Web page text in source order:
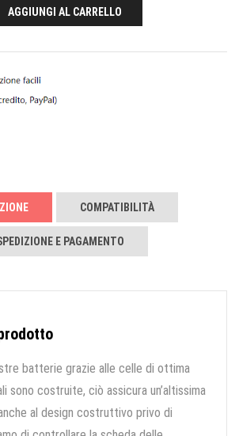
AGGIUNGI AL CARRELLO
COMPATIBILITÀ
E PAGAMENTO
batterie grazie alle celle di ottima
sono costruite, ciò assicura un’altissima
al design costruttivo privo di